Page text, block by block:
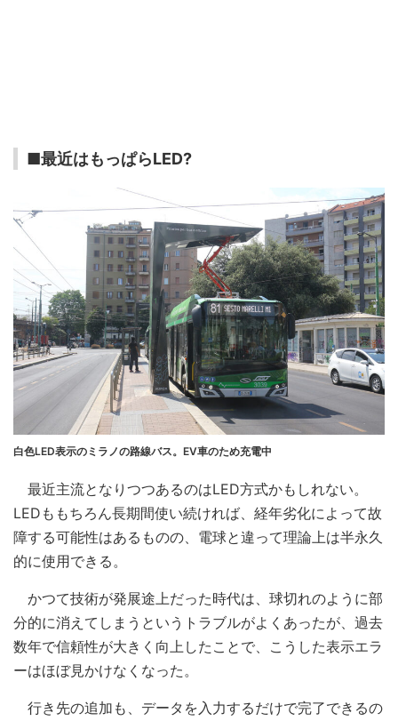
■最近はもっぱらLED?
白色LED表示のミラノの路線バス。EV車のため充電中
最近主流となりつつあるのはLED方式かもしれない。
LEDももちろん長期間使い続ければ、経年劣化によって故
障する可能性はあるものの、電球と違って理論上は半永久
的に使用できる。
かつて技術が発展途上だった時代は、球切れのように部
分的に消えてしまうというトラブルがよくあったが、過去
数年で信頼性が大きく向上したことで、こうした表示エラ
ーはほぼ見かけなくなった。
行き先の追加も、データを入力するだけで完了できるの